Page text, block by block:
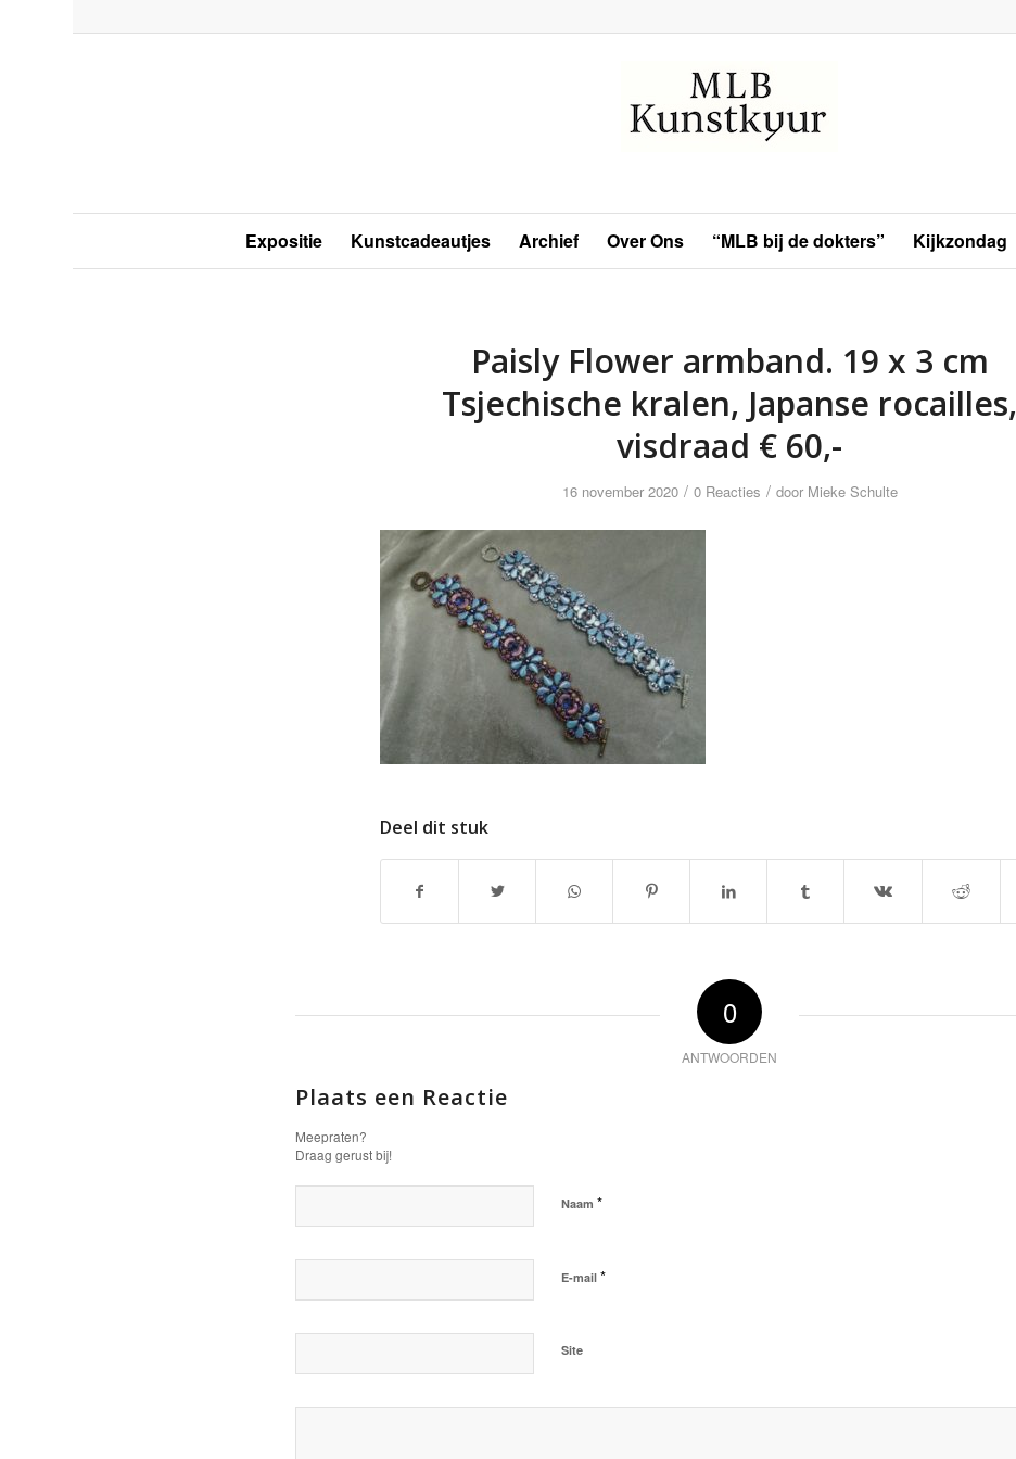
Expositie Kunstcadeautjes Archief Over Ons “MLB bij de dokters” Kijkzondag
Paisly Flower armband. 19 x 3 cm
Tsjechische kralen, Japanse rocailles,
visdraad € 60,-
16 november 2020 / 0 Reacties / door Mieke Schulte
Deel dit stuk
0
ANTWOORDEN
Plaats een Reactie
Meepraten?
Draag gerust bij!
Naam *
E-mail *
Site